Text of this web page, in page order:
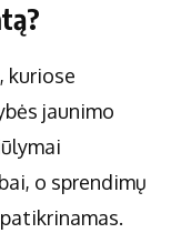
kuriose
jaunimo
o sprendimų